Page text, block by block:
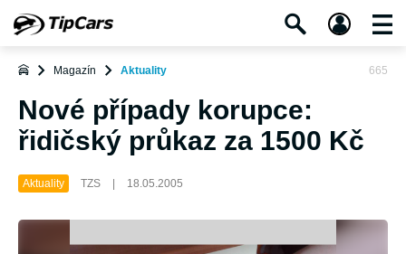
Magazín Aktuality 665
Nové případy korupce:
řidičský průkaz za 1500 Kč
Aktuality TZS 18.05.2005